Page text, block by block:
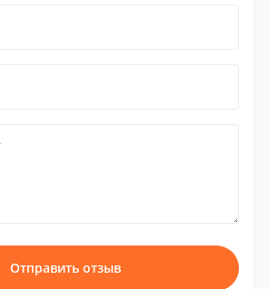
Отправить отзыв